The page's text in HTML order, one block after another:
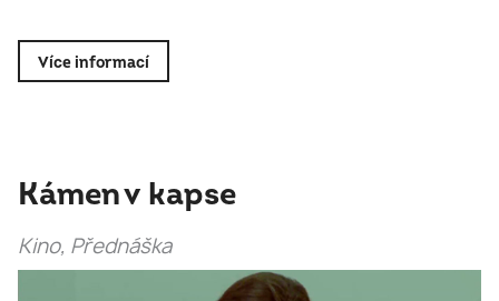
Více informací
Kámen v kapse
Kino, Přednáška